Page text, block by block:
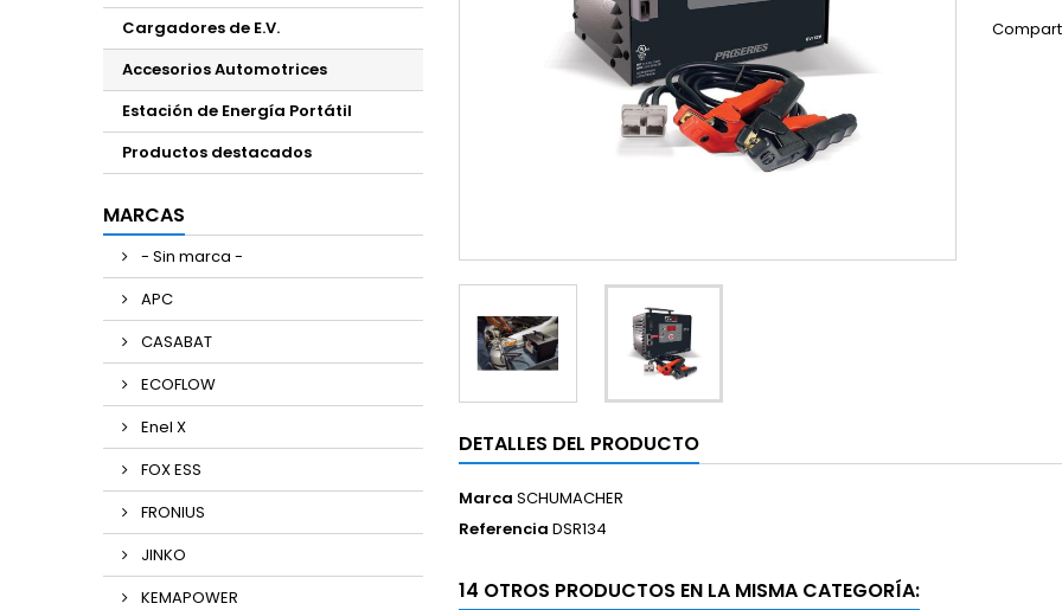
Cargadores de E.V.
Accesorios Automotrices
Estación de Energía Portátil
Productos destacados
MARCAS
- Sin marca -
APC
CASABAT
ECOFLOW
Enel X
FOX ESS
FRONIUS
JINKO
KEMAPOWER
DETALLES DEL PRODUCTO
Marca SCHUMACHER
Referencia DSR134
14 OTROS PRODUCTOS EN LA MISMA CATEGORÍA: